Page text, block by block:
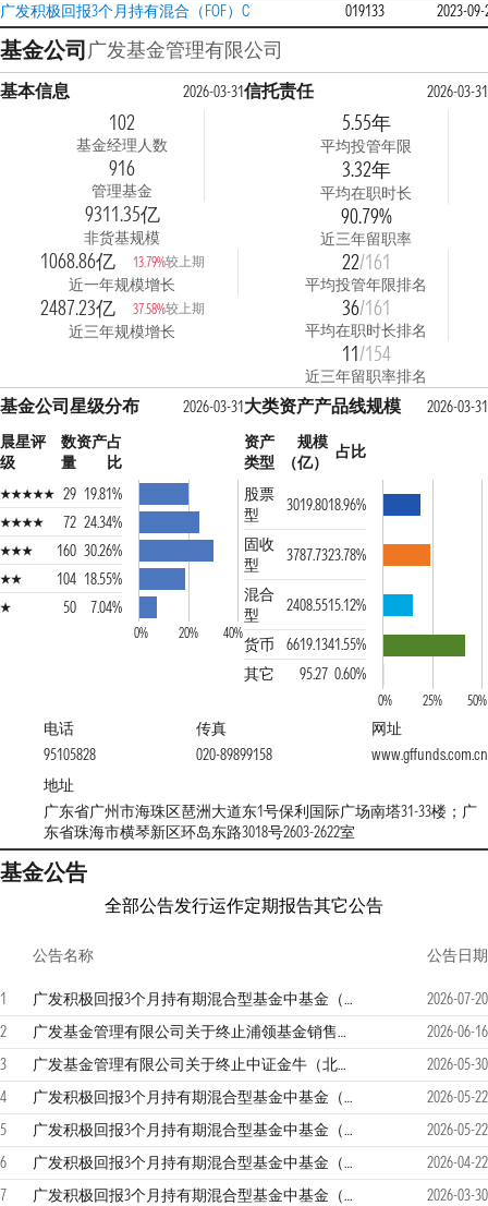
广发积极回报3个月持有混合（FOF）C
019133 2023-09-
基金公司广发基金管理有限公司
基本信息 2026-03-31
102
基金经理人数
916
管理基金
9311.35亿
非货基规模
1068.86亿 13.79%较上期
近一年规模增长
2487.23亿 37.58%较上期
近三年规模增长
信托责任 2026-03-31
5.55年
平均投管年限
3.32年
平均在职时长
90.79%
近三年留职率
22/161
平均投管年限排名
36/161
平均在职时长排名
11/154
近三年留职率排名
基金公司星级分布
2026-03-31
晨星评
级
数
量
资产占
比
29 19.81%
72 24.34%
160 30.26%
104 18.55%
50
7.04%
0% 20% 40%
大类资产产品线规模
2026-03-31
资产
类型
规模
（亿）
占比
股票
型
3019.8018.96%
固收
型
3787.7323.78%
混合
型
2408.5515.12%
货币
6619.1341.55%
其它
95.27 0.60%
0% 25% 50%
电话
95105828
传真
020-89899158
网址
www.gffunds.com.cn
地址
广东省广州市海珠区琶洲大道东1号保利国际广场南塔31-33楼；广
东省珠海市横琴新区环岛东路3018号2603-2622室
基金公告
全部公告发行运作定期报告其它公告
公告名称 公告日期
1 广发积极回报3个月持有期混合型基金中基金（FOF）2026年第2季度报告
2026-07-20
2
广发基金管理有限公司关于终止浦领基金销售有限公司办理旗下基金销售业务并为投资者办理转托管业务的公告
2026-06-16
3
广发基金管理有限公司关于终止中证金牛（北京）基金销售有限公司办理旗下基金销售业务并为投资者办理转托管业务的公告
2026-05-30
4
广发积极回报3个月持有期混合型基金中基金（FOF）更新的招募说明书
2026-05-22
5
广发积极回报3个月持有期混合型基金中基金（FOF）（广发积极回报3个月持有混合（FOF）C）基金产品资料概要更新
2026-05-22
6
广发积极回报3个月持有期混合型基金中基金（FOF）2026年第1季度报告
2026-04-22
7
广发积极回报3个月持有期混合型基金中基金（FOF）2025年年度报告 2026-03-30